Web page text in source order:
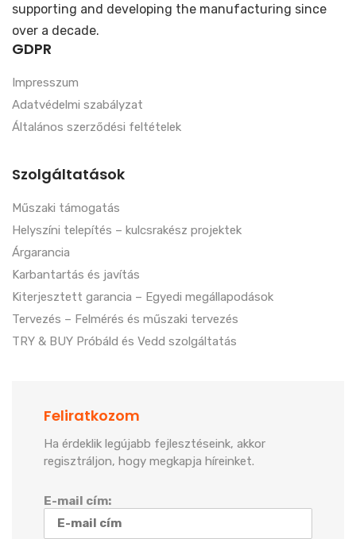
supporting and developing the manufacturing since
over a decade.
GDPR
Impresszum
Adatvédelmi szabályzat
Általános szerződési feltételek
Szolgáltatások
Műszaki támogatás
Helyszíni telepítés – kulcsrakész projektek
Árgarancia
Karbantartás és javítás
Kiterjesztett garancia – Egyedi megállapodások
Tervezés – Felmérés és műszaki tervezés
TRY & BUY Próbáld és Vedd szolgáltatás
Feliratkozom
Ha érdeklik legújabb fejlesztéseink, akkor
regisztráljon, hogy megkapja híreinket.
E-mail cím: